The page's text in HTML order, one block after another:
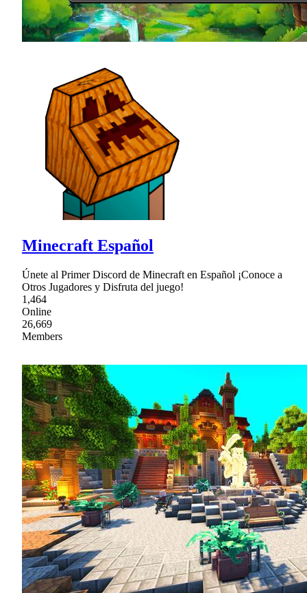
Minecraft Español
Únete al Primer Discord de Minecraft en Español ¡Conoce a
Otros Jugadores y Disfruta del juego!
1,464
Online
26,669
Members